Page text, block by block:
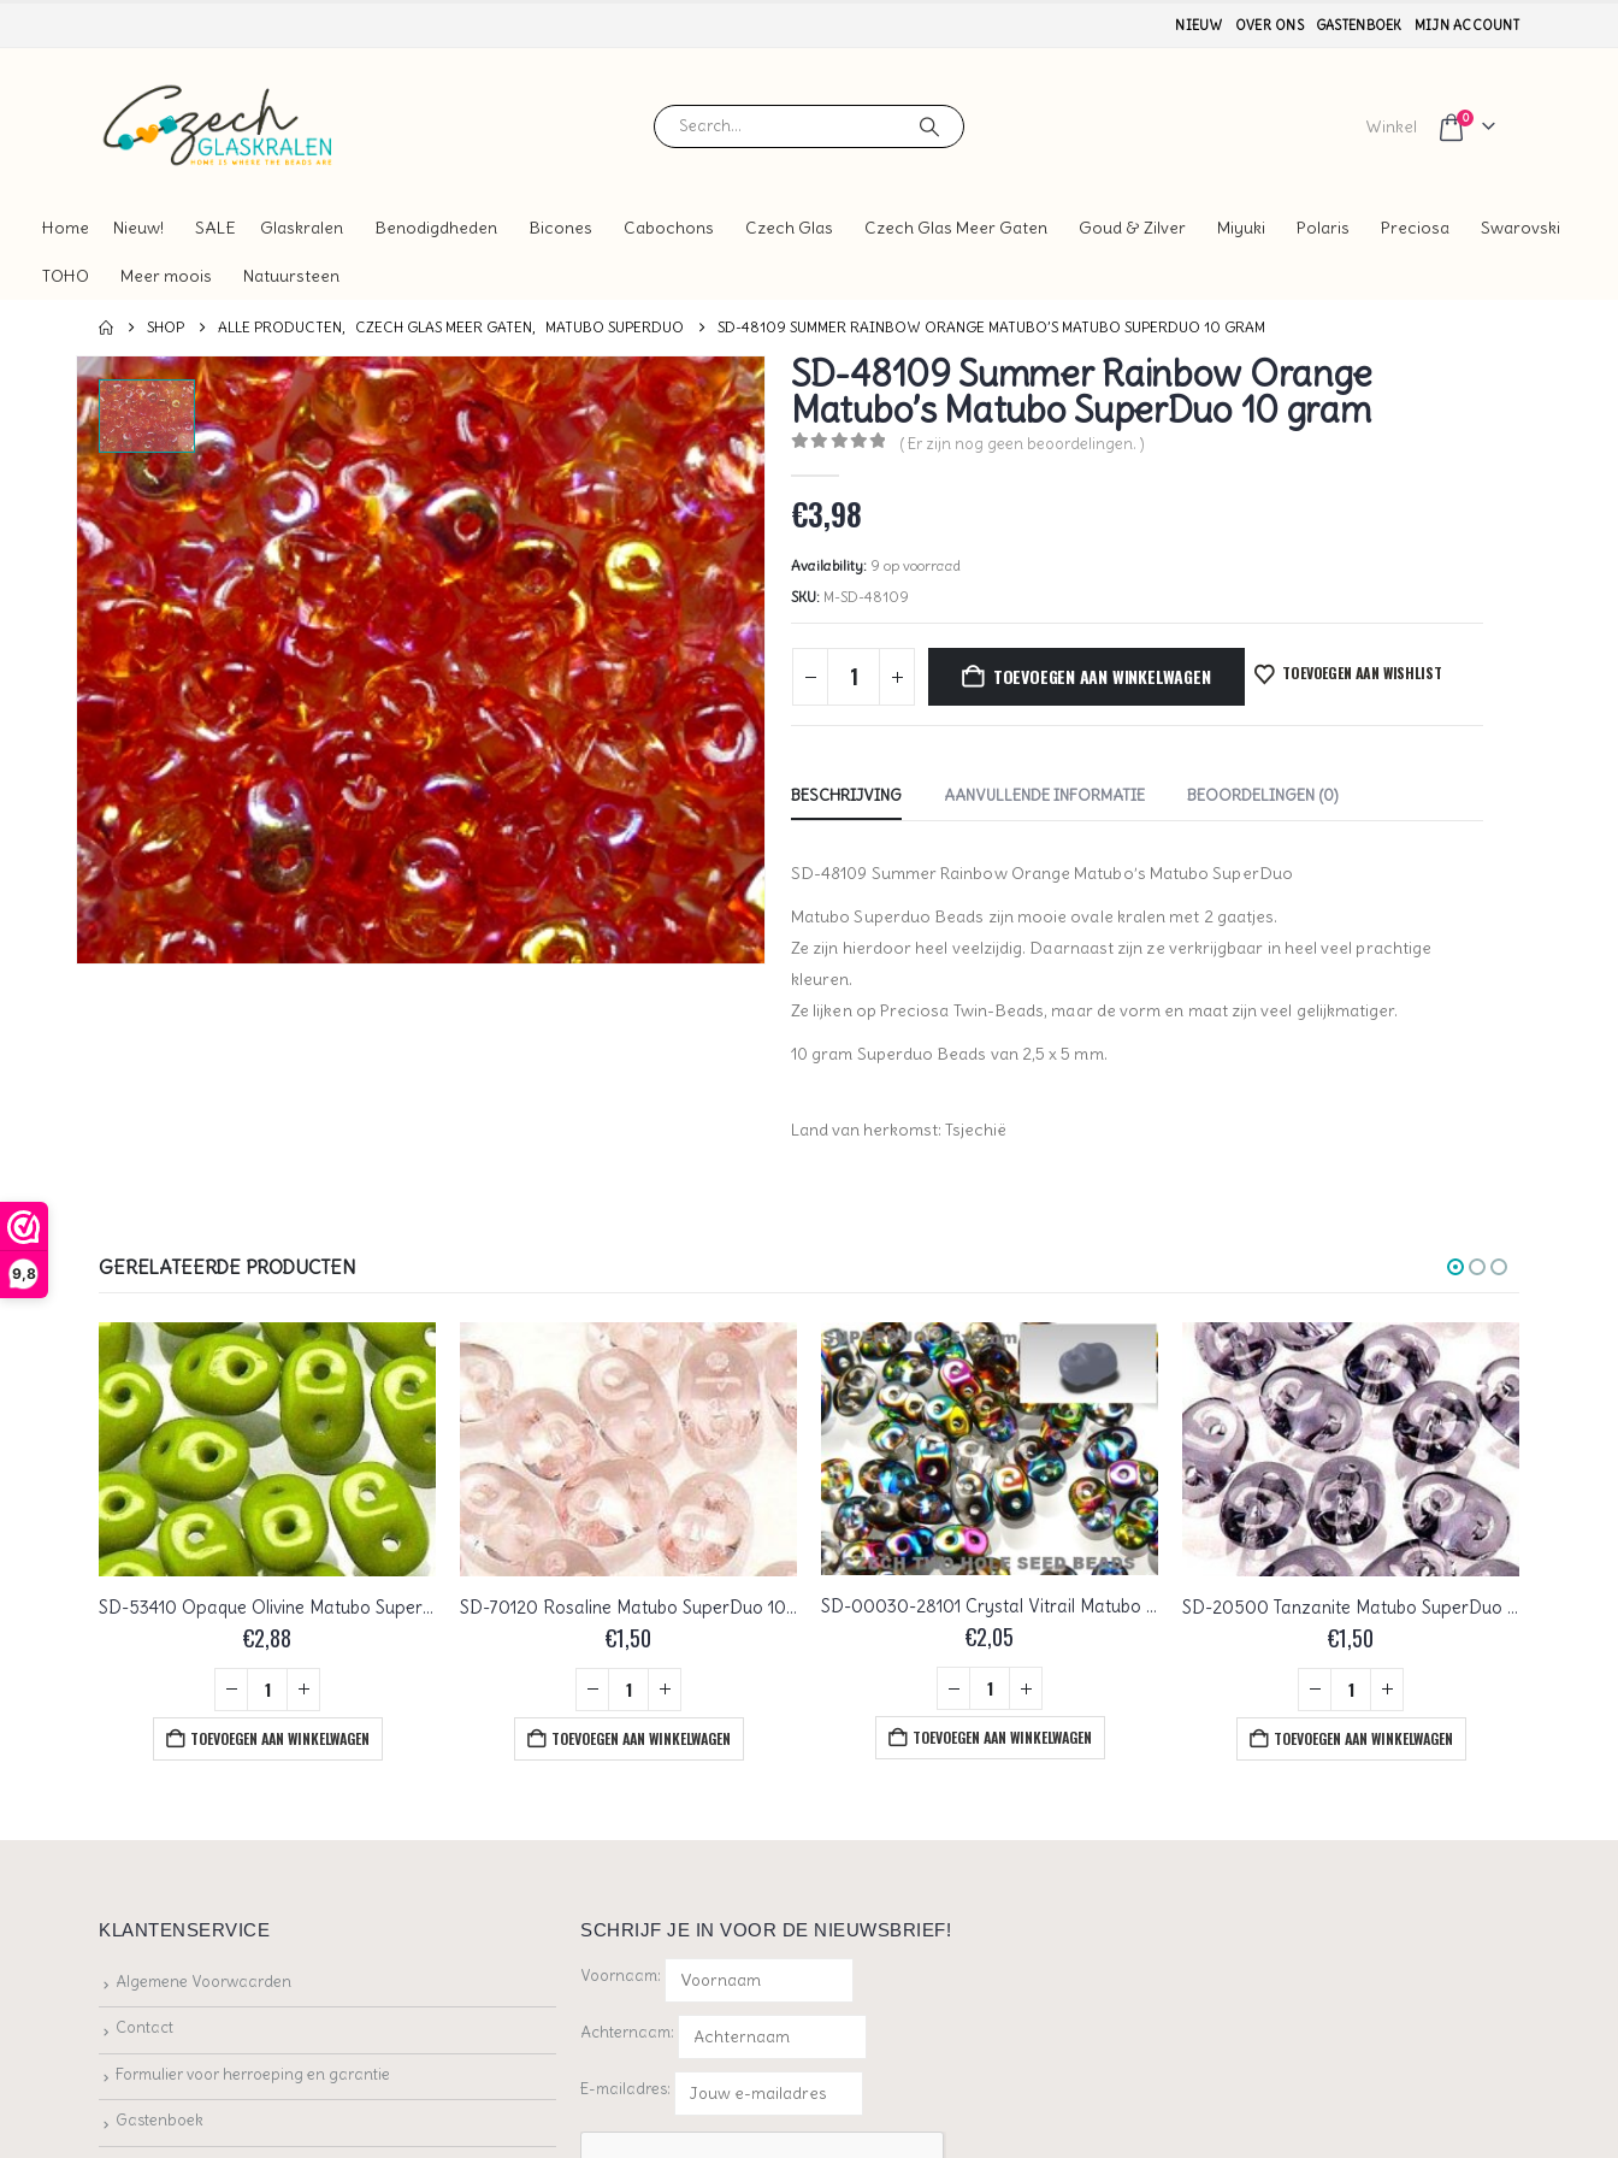
9,8
NIEUW OVER ONS GASTENBOEK MIJN ACCOUNT
Winkel 0
Home Nieuw! SALE Glaskralen Benodigdheden Bicones Cabochons Czech Glas Czech Glas Meer Gaten Goud & Zilver Miyuki Polaris Preciosa Swarovski
TOHO Meer moois Natuursteen
SHOP ALLE PRODUCTEN, CZECH GLAS MEER GATEN, MATUBO SUPERDUO SD-48109 SUMMER RAINBOW ORANGE MATUBO’S MATUBO SUPERDUO 10 GRAM
SD-48109 Summer Rainbow Orange
Matubo’s Matubo SuperDuo 10 gram
( Er zijn nog geen beoordelingen. )
€3,98
Availability: 9 op voorraad
SKU: M-SD-48109
TOEVOEGEN AAN WINKELWAGEN TOEVOEGEN AAN WISHLIST
BESCHRIJVING AANVULLENDE INFORMATIE BEOORDELINGEN (0)
SD-48109 Summer Rainbow Orange Matubo’s Matubo SuperDuo
Matubo Superduo Beads zijn mooie ovale kralen met 2 gaatjes.
Ze zijn hierdoor heel veelzijdig. Daarnaast zijn ze verkrijgbaar in heel veel prachtige
kleuren.
Ze lijken op Preciosa Twin-Beads, maar de vorm en maat zijn veel gelijkmatiger.
10 gram Superduo Beads van 2,5 x 5 mm.
Land van herkomst: Tsjechië
GERELATEERDE PRODUCTEN
SD-53410 Opaque Olivine Matubo SuperDuo 10 gram
€2,88
TOEVOEGEN AAN WINKELWAGEN
SD-70120 Rosaline Matubo SuperDuo 10 gram
€1,50
TOEVOEGEN AAN WINKELWAGEN
SD-00030-28101 Crystal Vitrail Matubo SuperDuo 10 gram
€2,05
TOEVOEGEN AAN WINKELWAGEN
SD-20500 Tanzanite Matubo SuperDuo 10 gram
€1,50
TOEVOEGEN AAN WINKELWAGEN
KLANTENSERVICE
Algemene Voorwaarden
Contact
Formulier voor herroeping en garantie
Gastenboek
SCHRIJF JE IN VOOR DE NIEUWSBRIEF!
Voornaam:
Achternaam:
E-mailadres: